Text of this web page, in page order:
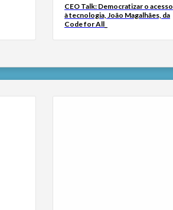
CEO Talk: Democratizar o acesso
à tecnologia, João Magalhães, da
Code for All_